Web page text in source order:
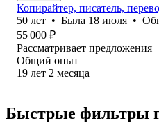
Копирайтер, писатель,
50 лет • Была 18 июля •
55 000 ₽
Рассматривает предложения
Общий опыт
19 лет 2 месяца
Быстрые фильтры